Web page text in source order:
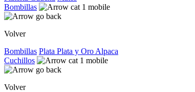
Bombillas
Volver
Bombillas Plata Plata y Oro Alpaca
Cuchillos
Volver